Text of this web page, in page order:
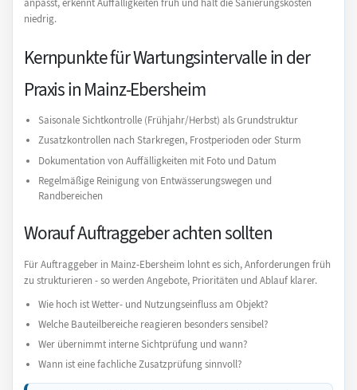
anpasst, erkennt Auffälligkeiten früh und hält die Sanierungskosten
niedrig.
Kernpunkte für Wartungsintervalle in der
Praxis in Mainz-Ebersheim
Saisonale Sichtkontrolle (Frühjahr/Herbst) als Grundstruktur
Zusatzkontrollen nach Starkregen, Frostperioden oder Sturm
Dokumentation von Auffälligkeiten mit Foto und Datum
Regelmäßige Reinigung von Entwässerungswegen und
Randbereichen
Worauf Auftraggeber achten sollten
Für Auftraggeber in Mainz-Ebersheim lohnt es sich, Anforderungen früh
zu strukturieren - so werden Angebote, Prioritäten und Ablauf klarer.
Wie hoch ist Wetter- und Nutzungseinfluss am Objekt?
Welche Bauteilbereiche reagieren besonders sensibel?
Wer übernimmt interne Sichtprüfung und wann?
Wann ist eine fachliche Zusatzprüfung sinnvoll?